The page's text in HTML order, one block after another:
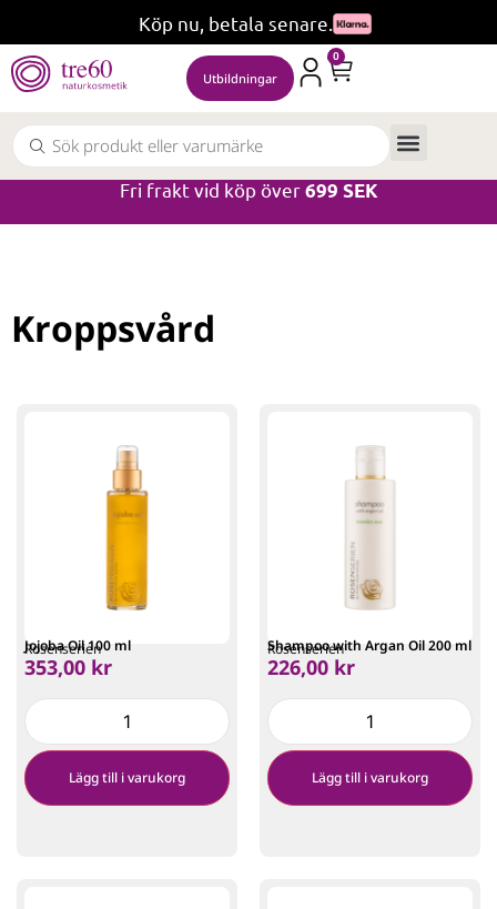
Köp nu, betala senare.
Utbildningar
0
Fri frakt vid köp över699 SEK
Kroppsvård
Rosenserien
Jojoba Oil 100 ml
353,00 kr
Lägg till i varukorg
Rosenserien
Shampoo with Argan Oil 200 ml
226,00 kr
Lägg till i varukorg